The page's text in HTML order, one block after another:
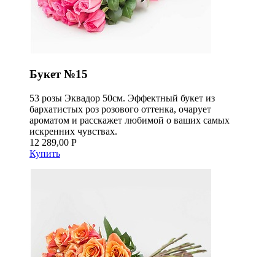
Букет №15
53 розы Эквадор 50см. Эффектный букет из
бархатистых роз розового оттенка, очарует
ароматом и расскажет любимой о ваших самых
искренних чувствах.
12 289,00 Р
Купить